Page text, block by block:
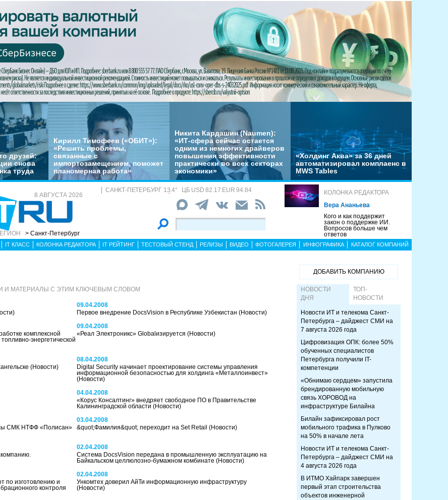
друзей:
снова
труда
Кирилл Тимофеев («ОБИТ»):
«Решить проблемы,
связанные с
импортозамещением, поможет
планомерная работа»
Никита Кардашин (Naumen):
«ИТ-сфера сейчас остается
одним из немногих драйверов
повышения эффективности
практически во всех секторах
экономики»
«Холдинг Аква» за 36 дней
автоматизировал комплаенс в
MWS Tables
8 АВГУСТА 2026
> Санкт-Петербург
САНКТ-ПЕТЕРБУРГ 13.4° ЦБ USD 82.17 EUR 94.84
КОЛОНКА РЕДАКТОРА
Вера Ананьева
Кого и как поддержит
закон о поддержке ИИ.
Вопросов больше чем
ответов
IT КЛАСС КОЛОНКА РЕДАКТОРА IT РЕЙТИНГ ТЕСТОВЫЙ СТЕНД РЕЛИЗЫ ВИДЕО ФОТОГАЛЕРЕЯ ИНФОГРАФИКА КАТАЛОГ КОМПАНИЙ
И МАТЕРИАЛЫ С ЭТИМ КЛЮЧЕВЫМ СЛОВОМ
09.04.2008
Первое внедрение DocsVision в Республике Узбекистан (Новости)
комплексной
энергетической
09.04.2008
«Реал Электроникс» Globalизируется (Новости)
(Новости)
08.04.2008
Digital Security начинает проектирование системы управления
информационной безопасностью для холдинга «Металлоинвест»
(Новости)
04.04.2008
«Корус Консалтинг» внедряет свободное ПО в Правительстве
Калининградской области (Новости)
СМК НТФФ «Полисан»
03.04.2008
&quot;Фамилия&quot; переходит на Set Retail (Новости)
02.04.2008
Система DocsVision передана в промышленную эксплуатацию на
Байкальском целлюлозно-бумажном комбинате (Новости)
по изготовлению и
контроля
02.04.2008
Ункомтех доверил АйТи информационную инфраструктуру
(Новости)
ДОБАВИТЬ КОМПАНИЮ
НОВОСТИ
ДНЯ
ТОП-
НОВОСТИ
Новости ИТ и телекома Санкт-
Петербурга – дайджест СМИ на
7 августа 2026 года
Цифровизация ОПК: более 50%
обученных специалистов
Петербурга получили IT-
компетенции
«Обнимаю сердцем» запустила
брендированную мобильную
связь ХОРОВОД на
инфраструктуре Билайна
Билайн зафиксировал рост
мобильного трафика в Пулково
на 50% в начале лета
Новости ИТ и телекома Санкт-
Петербурга – дайджест СМИ на
4 августа 2026 года
В ИТМО Хайпарк завершен
первый этап строительства
объектов инженерной